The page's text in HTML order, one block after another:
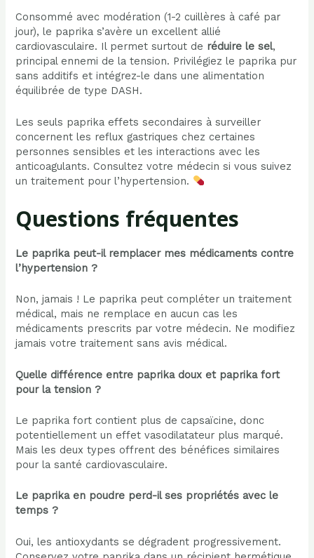
Consommé avec modération (1-2 cuillères à café par
jour), le paprika s’avère un excellent allié
cardiovasculaire. Il permet surtout de réduire le sel,
principal ennemi de la tension. Privilégiez le paprika pur
sans additifs et intégrez-le dans une alimentation
équilibrée de type DASH.
Les seuls paprika effets secondaires à surveiller
concernent les reflux gastriques chez certaines
personnes sensibles et les interactions avec les
anticoagulants. Consultez votre médecin si vous suivez
un traitement pour l’hypertension.
Questions fréquentes
Le paprika peut-il remplacer mes médicaments contre
l’hypertension ?
Non, jamais ! Le paprika peut compléter un traitement
médical, mais ne remplace en aucun cas les
médicaments prescrits par votre médecin. Ne modifiez
jamais votre traitement sans avis médical.
Quelle différence entre paprika doux et paprika fort
pour la tension ?
Le paprika fort contient plus de capsaïcine, donc
potentiellement un effet vasodilatateur plus marqué.
Mais les deux types offrent des bénéfices similaires
pour la santé cardiovasculaire.
Le paprika en poudre perd-il ses propriétés avec le
temps ?
Oui, les antioxydants se dégradent progressivement.